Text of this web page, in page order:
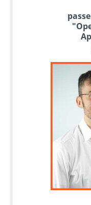
Individuelle